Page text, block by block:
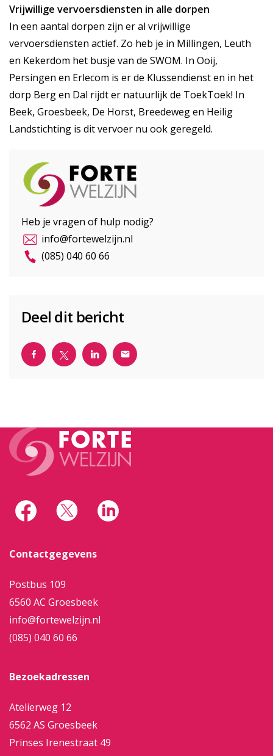
Vrijwillige vervoersdiensten in alle dorpen
In een aantal dorpen zijn er al vrijwillige
vervoersdiensten actief. Zo heb je in Millingen, Leuth
en Kekerdom het busje van de SWOM. In Ooij,
Persingen en Erlecom is er de Klussendienst en in het
dorp Berg en Dal rijdt er natuurlijk de ToekToek! In
Beek, Groesbeek, De Horst, Breedeweg en Heilig
Landstichting is dit vervoer nu ook geregeld.
Heb je vragen of hulp nodig?
info@fortewelzijn.nl
(085) 040 60 66
Deel dit bericht
Contactgegevens
Postbus 109
6560 AC Groesbeek
info@fortewelzijn.nl
(085) 040 60 66
Bezoekadressen
Atelierweg 12
6562 AS Groesbeek
Prinses Irenestraat 49